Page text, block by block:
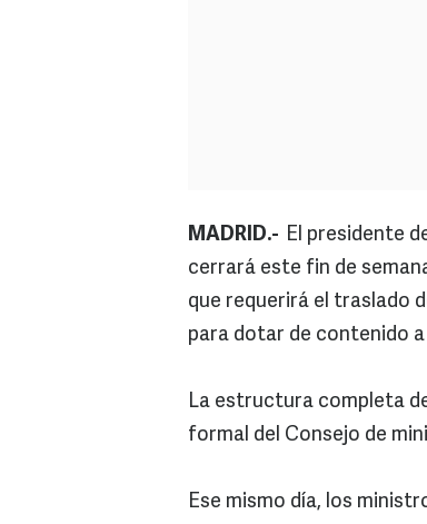
MADRID.- El presidente
cerrará este fin de
que requerirá el traslado
para dotar de contenido
La estructura completa
formal del Consejo de
Ese mismo día, los